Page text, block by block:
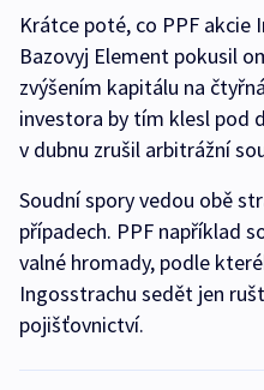
Krátce poté, co PPF akcie
Bazovyj Element pokusil
zvýšením kapitálu na
investora by tím klesl pod
v dubnu zrušil arbitrážní
Soudní spory vedou obě
případech. PPF například
valné hromady, podle
Ingosstrachu sedět jen
pojišťovnictví.